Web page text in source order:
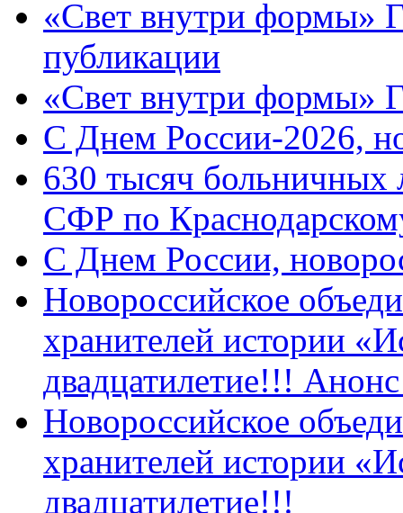
«Свет внутри формы»
публикации
«Свет внутри формы»
C Днем России-2026,
630 тысяч больничных
СФР по
C Днем России,
Новороссийское
хранителей истории
двадцатилетие!!!
Новороссийское
хранителей истории
двадцатилетие!!!